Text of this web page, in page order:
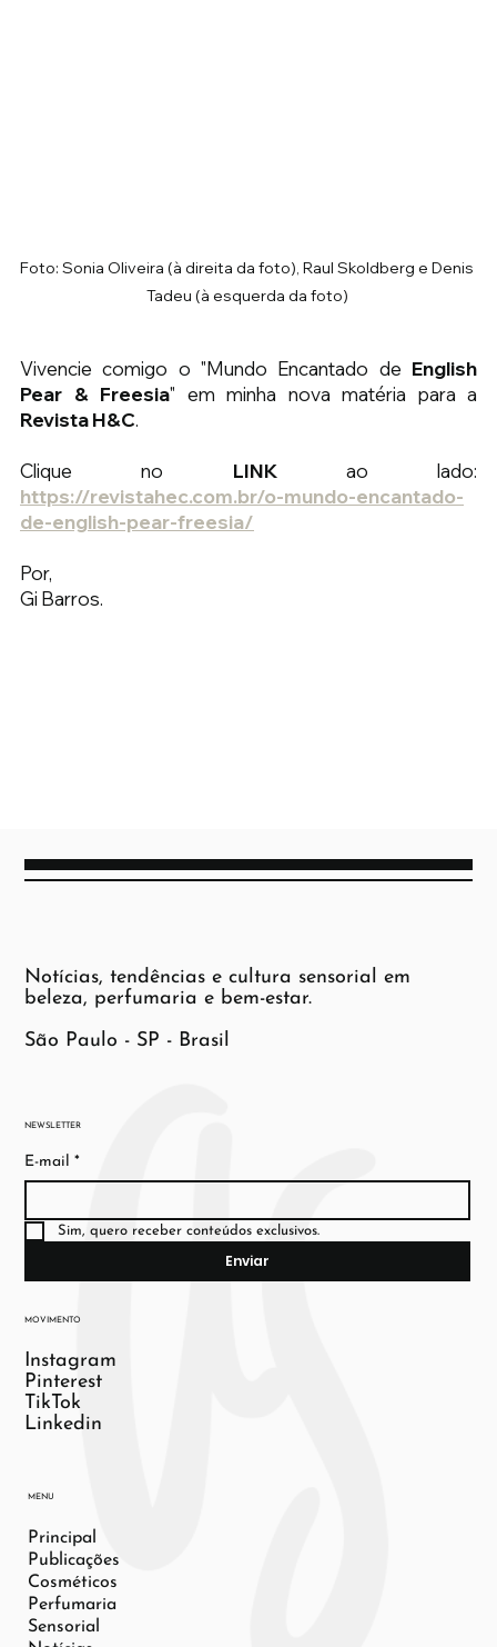
Foto: Sonia Oliveira (à direita da foto), Raul Skoldberg e Denis
Tadeu (à esquerda da foto)
Vivencie comigo o "Mundo Encantado de English
Pear & Freesia
Revista H&C.
Clique no LINK ao lado:
https://revistahec.com.br/o-mundo-encantado-
de-english-pear-freesia/
Por,
Gi Barros.
NEWSLETTER
E-mail *
Sim, quero receber conteúdos exclusivos.
Enviar
MOVIMENTO
Instagram
Pinterest
TikTok
Linkedin
MENU
Principal
Publicações
Cosméticos
Perfumaria
Sensorial
Notícias, tendências e cultura sensorial em
beleza, perfumaria e bem-estar.
São Paulo - SP - Brasil